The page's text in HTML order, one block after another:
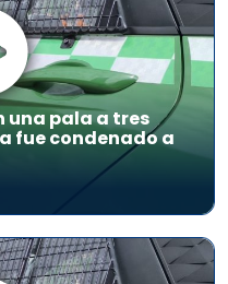
una pala a tres
fue condenado a